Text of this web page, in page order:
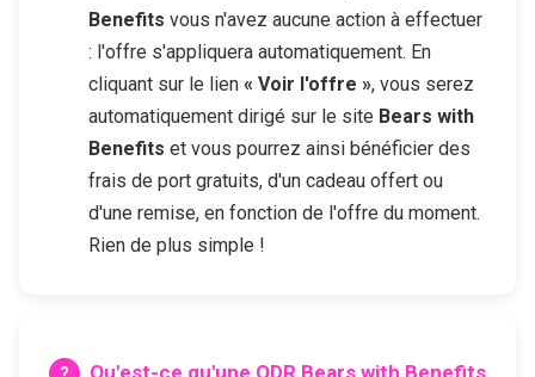
Benefits vous n'avez aucune action à effectuer
: l'offre s'appliquera automatiquement. En
cliquant sur le lien « Voir l'offre », vous serez
automatiquement dirigé sur le site Bears with
Benefits et vous pourrez ainsi bénéficier des
frais de port gratuits, d'un cadeau offert ou
d'une remise, en fonction de l'offre du moment.
Rien de plus simple !
Qu'est-ce qu'une ODR Bears with Benefits